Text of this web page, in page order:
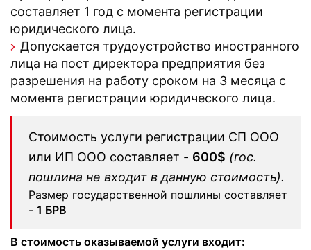
составляет 1 год с момента регистрации
юридического лица.
Допускается трудоустройство иностранного
лица на пост директора предприятия без
разрешения на работу сроком на 3 месяца с
момента регистрации юридического лица.
Стоимость услуги регистрации СП ООО
или ИП ООО составляет - 600$ (гос.
пошлина не входит в данную стоимость).
Размер государственной пошлины составляет
- 1 БРВ
В стоимость оказываемой услуги входит: